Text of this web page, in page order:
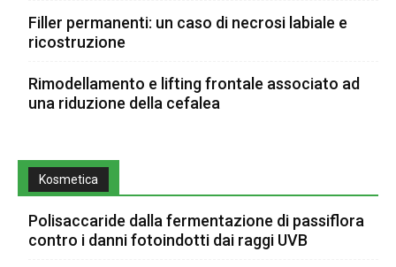
Filler permanenti: un caso di necrosi labiale e
ricostruzione
Rimodellamento e lifting frontale associato ad
una riduzione della cefalea
Kosmetica
Polisaccaride dalla fermentazione di passiflora
contro i danni fotoindotti dai raggi UVB